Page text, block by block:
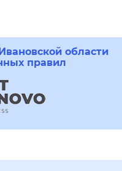
области
правил